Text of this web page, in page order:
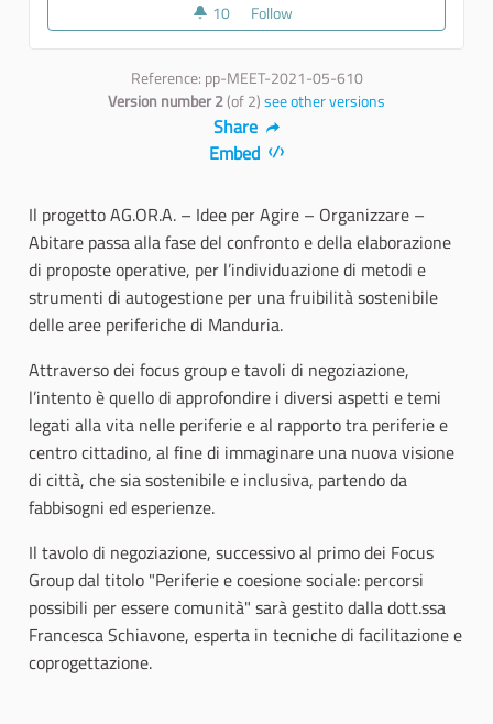
10 10 followers
Follow
Reference: pp-MEET-2021-05-610
Version number 2(of 2)see other versions
Share
Embed
Il progetto AG.OR.A. – Idee per Agire – Organizzare –
Abitare passa alla fase del confronto e della elaborazione
di proposte operative, per l’individuazione di metodi e
strumenti di autogestione per una fruibilità sostenibile
delle aree periferiche di Manduria.
Attraverso dei focus group e tavoli di negoziazione,
l’intento è quello di approfondire i diversi aspetti e temi
legati alla vita nelle periferie e al rapporto tra periferie e
centro cittadino, al fine di immaginare una nuova visione
di città, che sia sostenibile e inclusiva, partendo da
fabbisogni ed esperienze.
Il tavolo di negoziazione, successivo al primo dei Focus
Group dal titolo "Periferie e coesione sociale: percorsi
possibili per essere comunità" sarà gestito dalla dott.ssa
Francesca Schiavone, esperta in tecniche di facilitazione e
coprogettazione.